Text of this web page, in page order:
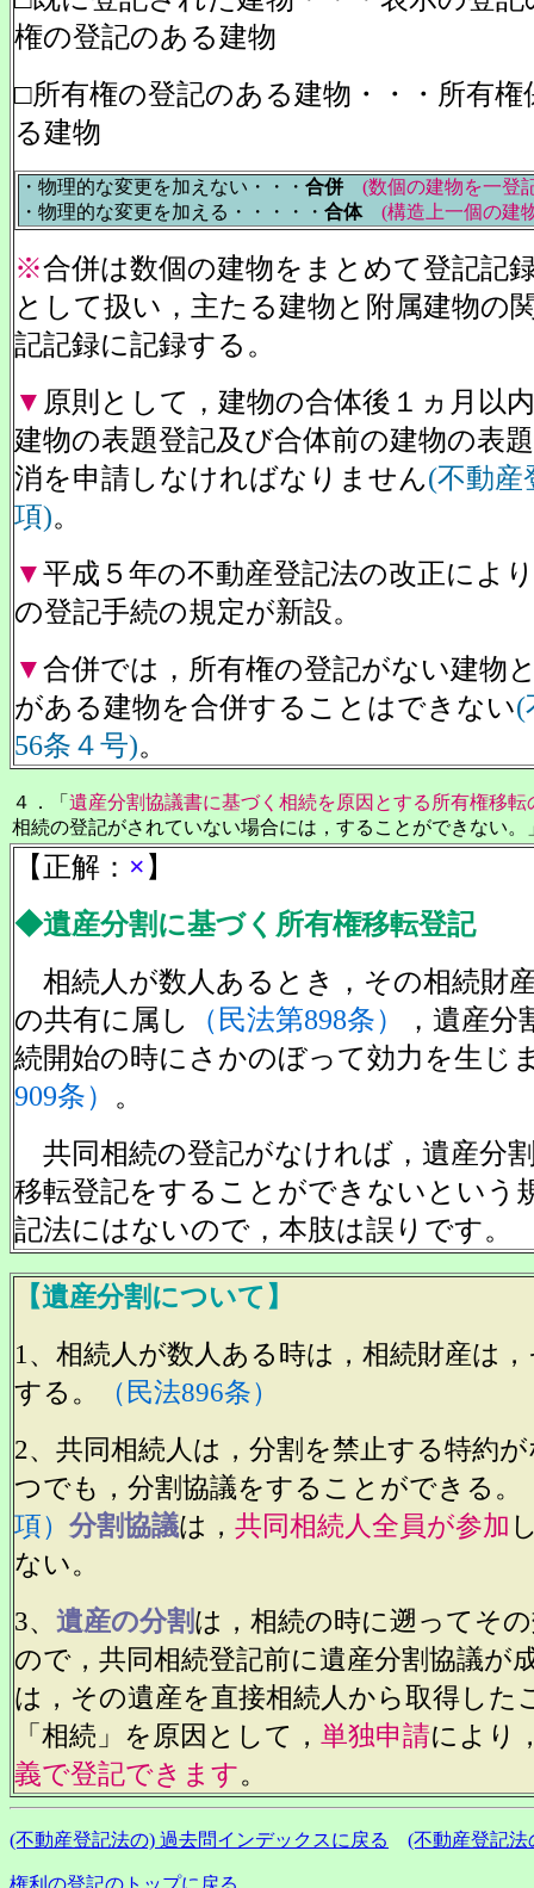
権の登記のある建物
□所有権の登記のある建物・・・所有権
る建物
・物理的な変更を加えない・・・ 合併 (数個の建物を一登
・物理的な変更を加える・・・・・ 合体 (構造上一個の建
※合併は数個の建物をまとめて登記記
として扱い，主たる建物と附属建物の
記記録に記録する。
▼ 原則として， 建物の合体後１ヵ月以
建物の表題登記及び合体前の建物の表
消を申請しなければなりません(不動産
項)。
▼平成５年の不動産登記法の改正によ
の登記手続の規定が新設。
▼合併では，所有権の登記がない建物
がある建物を合併することはできない(
56条４号)。
４．「 遺産分割協議書に基づく相続を原因とする所有権移転
相続の登記がされていない場合には，することができない。
【正解： × 】
◆遺産分割に基づく所有権移転登記
相続人が数人あるとき，その相続財
の共有に属し
（民法第898条）
，遺産
続開始の時にさかのぼって効力を生じ
909条） 。
共同相続の登記がなければ，遺産分
移転登記をすることができないという
記法にはないので，本肢は誤りです。
【遺産分割について】
1、相続人が数人ある時は，相続財産は
する。
（民法896条）
2、共同相続人は，分割を禁止する特約
つでも，分割協議をすることができる。
項） 分割協議は， 共同相続人全員が参加
ない。
3、 遺産の分割は，相続の時に遡ってそ
ので，共同相続登記前に遺産分割協議が
は，その遺産を直接相続人から取得した
「相続」を原因として， 単独申請により
義で登記できます。
(不動産登記法の) 過去問インデックスに戻る (不動産登記法
権利の登記のトップに戻る